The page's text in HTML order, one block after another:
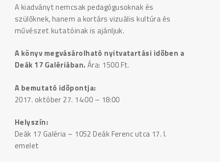
A kiadványt nemcsak pedagógusoknak és
szülőknek, hanem a kortárs vizuális kultúra és
művészet kutatóinak is ajánljuk.
A könyv megvásárolható nyitvatartási időben a
Deák 17 Galériában. Ára: 1500 Ft.
A bemutató időpontja:
2017. október 27. 14:00 – 18:00
Helyszín:
Deák 17 Galéria – 1052 Deák Ferenc utca 17. I.
emelet